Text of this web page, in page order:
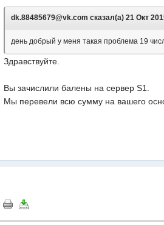
dk.88485679@vk.com сказал(а) 21 Окт
день добрый у меня такая проблема 19
Здравствуйте.
Вы зачислили балены на сервер S1.
Мы перевели всю сумму на вашего